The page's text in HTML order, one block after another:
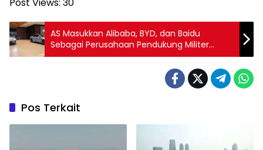
AS Masukkan Alibaba, BYD, dan Baidu
Sebagai Perusahaan Pendukung Militer
China
Pos Terkait